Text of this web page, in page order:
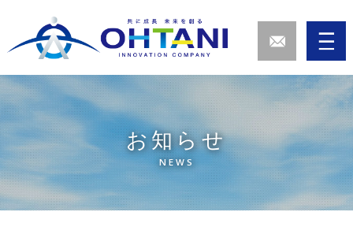
お知らせ
NEWS